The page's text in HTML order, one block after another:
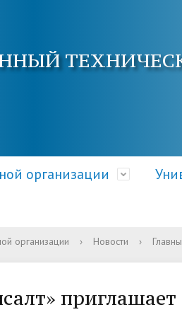
организации
Документы
требования
Кафедры АнГТУ
Документы и справки
организации › Новости ›
приглашает